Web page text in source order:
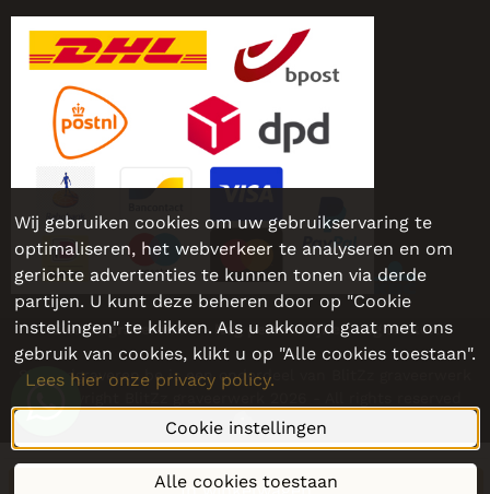
Sieraadgraveren.be - Nog persoonlijker, nog leuker!
Sieraadgraveren.be is een onderdeel van BlitZz graveerwerk
Wij gebruiken cookies om uw gebruikservaring te
optimaliseren, het webverkeer te analyseren en om
gerichte advertenties te kunnen tonen via derde
partijen. U kunt deze beheren door op "Cookie
instellingen" te klikken. Als u akkoord gaat met ons
gebruik van cookies, klikt u op "Alle cookies toestaan".
Lees hier onze privacy policy.
Cookie instellingen
Alle cookies toestaan